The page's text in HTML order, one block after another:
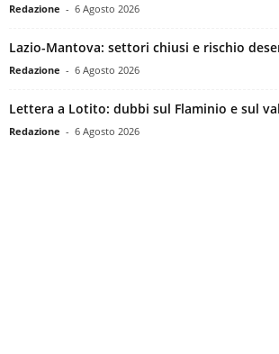
Redazione - 6 Agosto 2026
Lazio-Mantova: settori chiusi e rischio
Redazione - 6 Agosto 2026
Lettera a Lotito: dubbi sul Flaminio e sul
Redazione - 6 Agosto 2026